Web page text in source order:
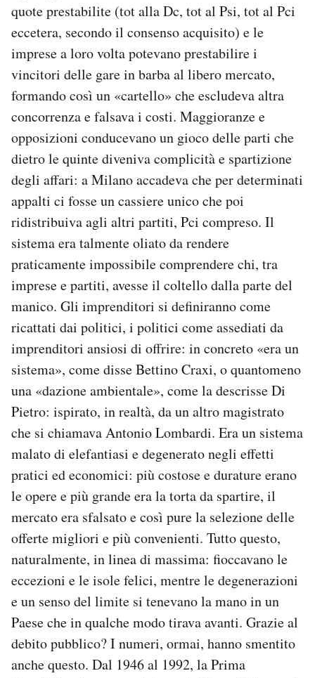
quote prestabilite (tot alla Dc, tot al Psi, tot al Pci
eccetera, secondo il consenso acquisito) e le
imprese a loro volta potevano prestabilire i
vincitori delle gare in barba al libero mercato,
formando così un «cartello» che escludeva altra
concorrenza e falsava i costi. Maggioranze e
opposizioni conducevano un gioco delle parti che
dietro le quinte diveniva complicità e spartizione
degli affari: a Milano accadeva che per determinati
appalti ci fosse un cassiere unico che poi
ridistribuiva agli altri partiti, Pci compreso. Il
sistema era talmente oliato da rendere
praticamente impossibile comprendere chi, tra
imprese e partiti, avesse il coltello dalla parte del
manico. Gli imprenditori si definiranno come
ricattati dai politici, i politici come assediati da
imprenditori ansiosi di offrire: in concreto «era un
sistema», come disse Bettino Craxi, o quantomeno
una «dazione ambientale», come la descrisse Di
Pietro: ispirato, in realtà, da un altro magistrato
che si chiamava Antonio Lombardi. Era un sistema
malato di elefantiasi e degenerato negli effetti
pratici ed economici: più costose e durature erano
le opere e più grande era la torta da spartire, il
mercato era sfalsato e così pure la selezione delle
offerte migliori e più convenienti. Tutto questo,
naturalmente, in linea di massima: fioccavano le
eccezioni e le isole felici, mentre le degenerazioni
e un senso del limite si tenevano la mano in un
Paese che in qualche modo tirava avanti. Grazie al
debito pubblico? I numeri, ormai, hanno smentito
anche questo. Dal 1946 al 1992, la Prima